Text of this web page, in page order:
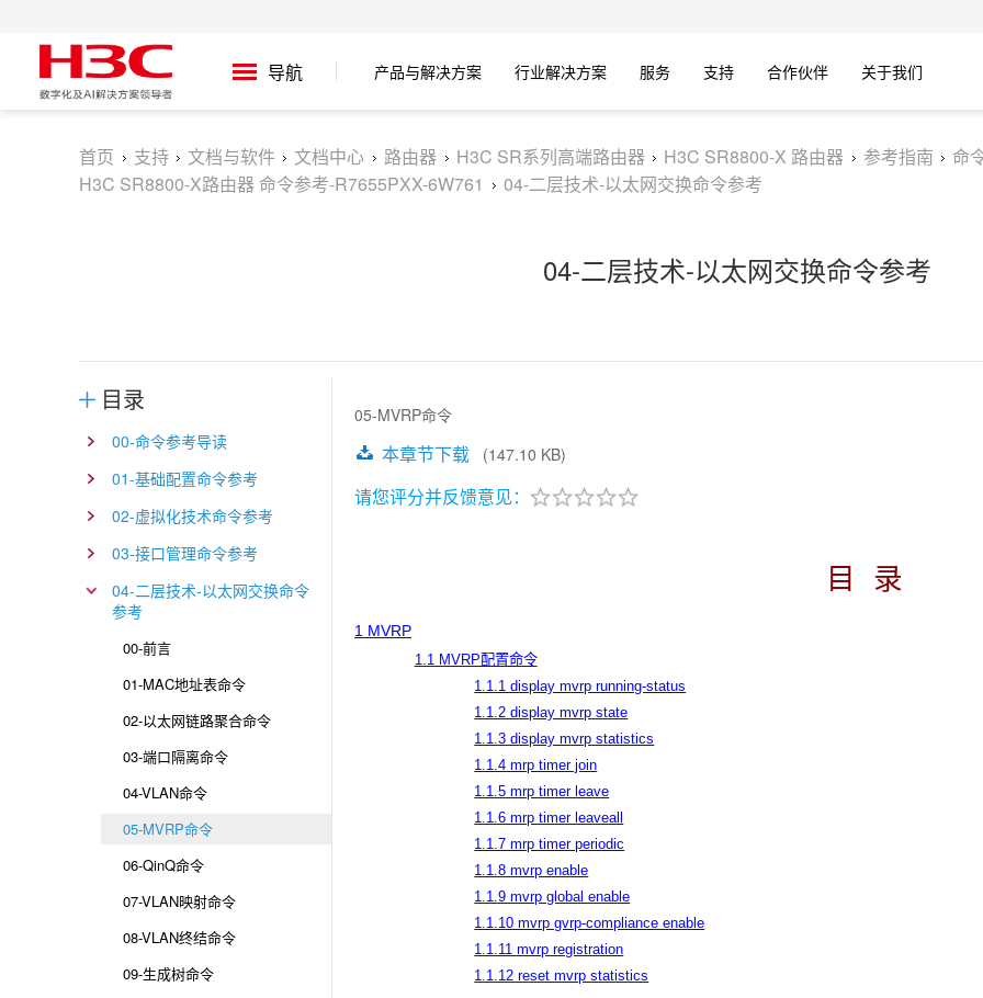
导航 产品与解决方案 行业解决方案 服务 支持 合作伙伴 关于我们
首页 支持 文档与软件 文档中心 路由器 H3C SR系列高端路由器 H3C SR8800-X 路由器 参考指南
命
H3C SR8800-X路由器 命令参考-R7655PXX-6W761
04-二层技术-以太网交换命令参考
04-二层技术-以太网交换命令参考
目录
00-命令参考导读
01-基础配置命令参考
02-虚拟化技术命令参考
03-接口管理命令参考
04-二层技术-以太网交换命令
参考
00-前言
01-MAC地址表命令
02-以太网链路聚合命令
03-端口隔离命令
04-VLAN命令
05-MVRP命令
06-QinQ命令
07-VLAN映射命令
08-VLAN终结命令
09-生成树命令
05-MVRP命令
本章节下载 (147.10 KB)
请您评分并反馈意见：
目 录
1 MVRP
1.1 MVRP配置命令
1.1.1 display mvrp running-status
1.1.2 display mvrp state
1.1.3 display mvrp statistics
1.1.4 mrp timer join
1.1.5 mrp timer leave
1.1.6 mrp timer leaveall
1.1.7 mrp timer periodic
1.1.8 mvrp enable
1.1.9 mvrp global enable
1.1.10 mvrp gvrp-compliance enable
1.1.11 mvrp registration
1.1.12 reset mvrp statistics